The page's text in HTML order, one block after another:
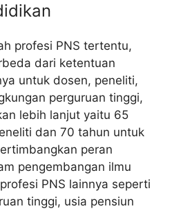
profesi PNS tertentu,
dari ketentuan
untuk dosen, peneliti,
perguruan tinggi,
lebih lanjut yaitu 65
dan 70 tahun untuk
peran
pengembangan ilmu
PNS lainnya seperti
tinggi, usia pensiun